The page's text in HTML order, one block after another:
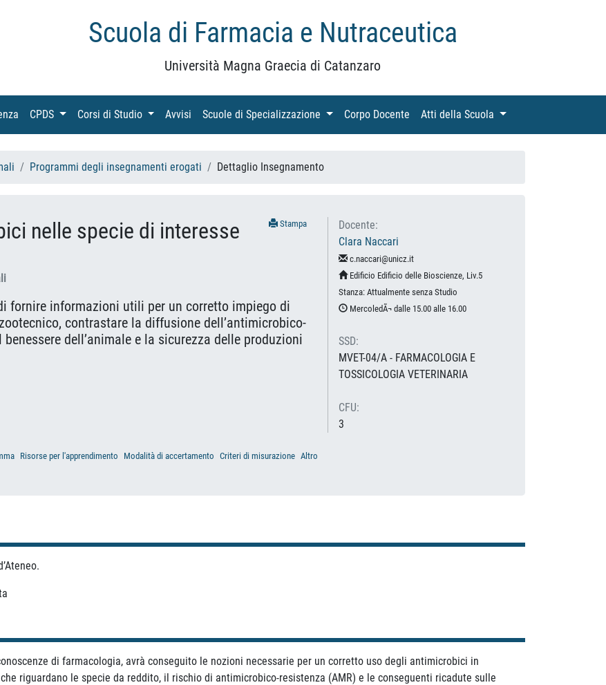
Scuola di Farmacia e Nutraceutica
Università Magna Graecia di Catanzaro
(current)
CPDS (current)Corsi di Studio (current)
Avvisi (current)
Scuole di Specializzazione (current)Corpo Docente (current)
Atti della Scuola (current)
Programmi degli insegnamenti erogati Dettaglio Insegnamento
Stampa
nelle specie di interesse
fornire informazioni utili per un corretto impiego di
contrastare la diffusione dell’antimicrobico-
dell’animale e la sicurezza delle produzioni
Docente:
Clara Naccari
c.naccari@unicz.it
Edificio Edificio delle Bioscienze, Liv.5
Stanza: Attualmente senza Studio
MercoledÃ¬ dalle 15.00 alle 16.00
SSD:
MVET-04/A - FARMACOLOGIA E
TOSSICOLOGIA VETERINARIA
CFU:
3
Risorse per l'apprendimento Modalità di accertamento Criteri di misurazione Altro
di farmacologia, avrà conseguito le nozioni necessarie per un corretto uso degli antimicrobici in
riguardano le specie da reddito, il rischio di antimicrobico-resistenza (AMR) e le conseguenti ricadute sulle